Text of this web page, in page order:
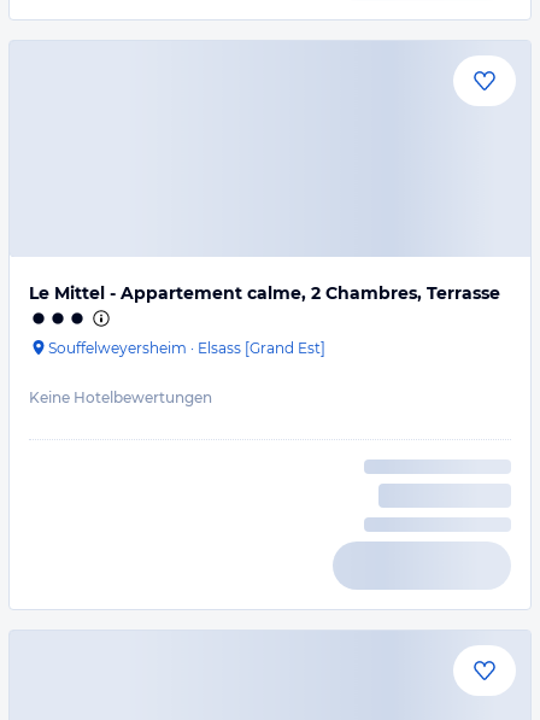
Le Mittel - Appartement calme, 2 Chambres, Terrasse
Souffelweyersheim · Elsass [Grand Est]
Keine Hotelbewertungen